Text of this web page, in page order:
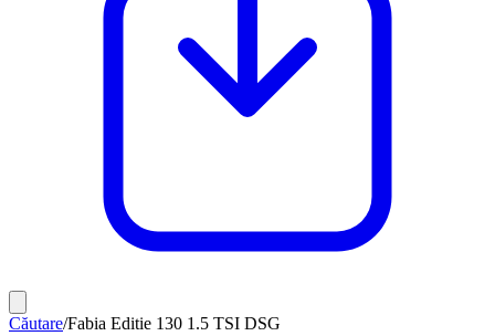
Căutare/Fabia Editie 130 1.5 TSI DSG